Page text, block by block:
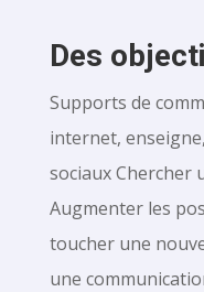
Des
Supports de
internet,
sociaux Chercher
Augmenter les
toucher une
une